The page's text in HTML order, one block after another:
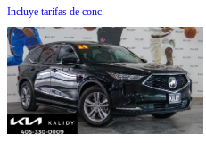
Incluye tarifas de conc.